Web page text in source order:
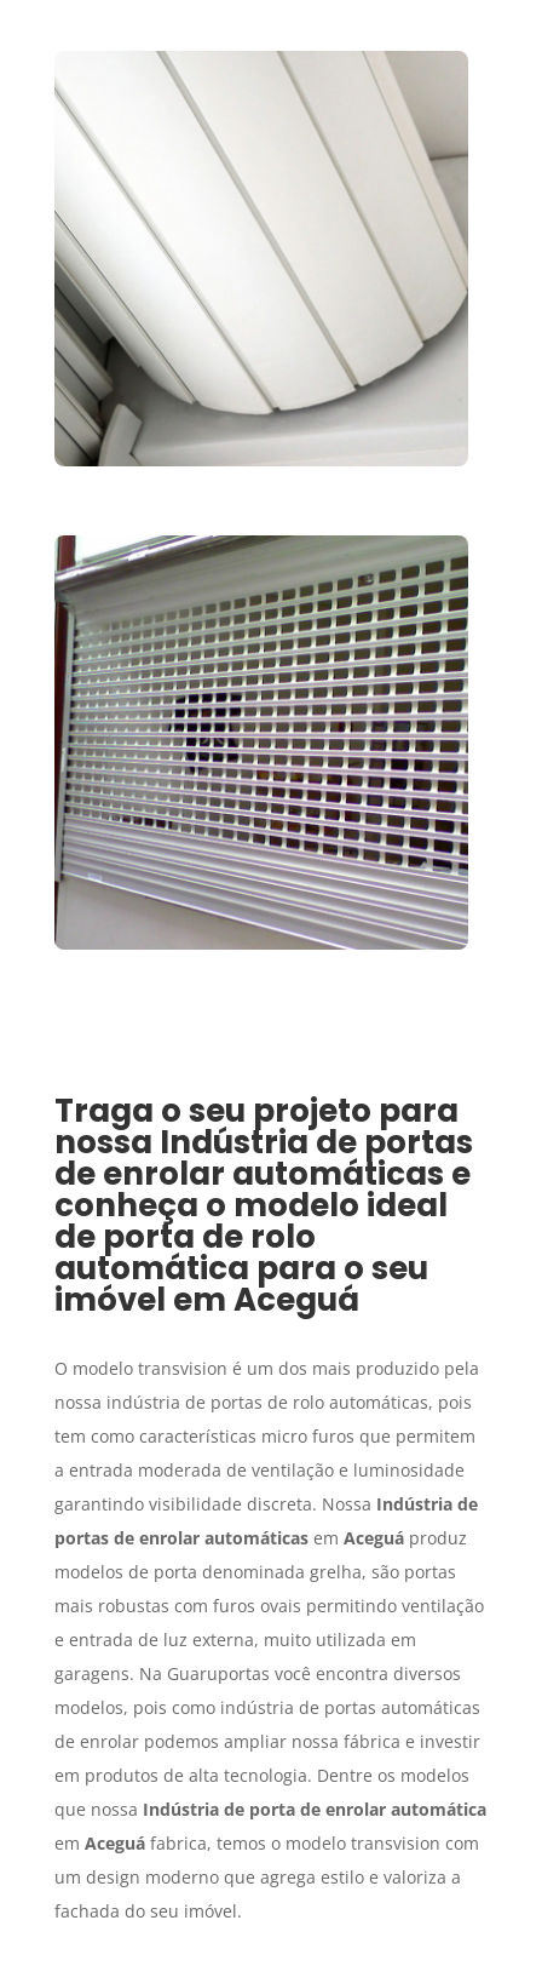
Traga o seu projeto para
nossa Indústria de portas
de enrolar automáticas e
conheça o modelo ideal
de porta de rolo
automática para o seu
imóvel emAceguá
O modelo transvision é um dos mais produzido pela
nossa indústria de portas de rolo automáticas, pois
tem como características micro furos que permitem
a entrada moderada de ventilação e luminosidade
garantindo visibilidade discreta. Nossa Indústria de
portas de enrolar automáticasem Aceguáproduz
modelos de porta denominada grelha, são portas
mais robustas com furos ovais permitindo ventilação
e entrada de luz externa, muito utilizada em
garagens. Na Guaruportas você encontra diversos
modelos, pois como indústria de portas automáticas
de enrolar podemos ampliar nossa fábrica e investir
em produtos de alta tecnologia. Dentre os modelos
que nossa Indústria de porta de enrolar automática
em Aceguáfabrica, temos o modelo transvision com
um design moderno que agrega estilo e valoriza a
fachada do seu imóvel.